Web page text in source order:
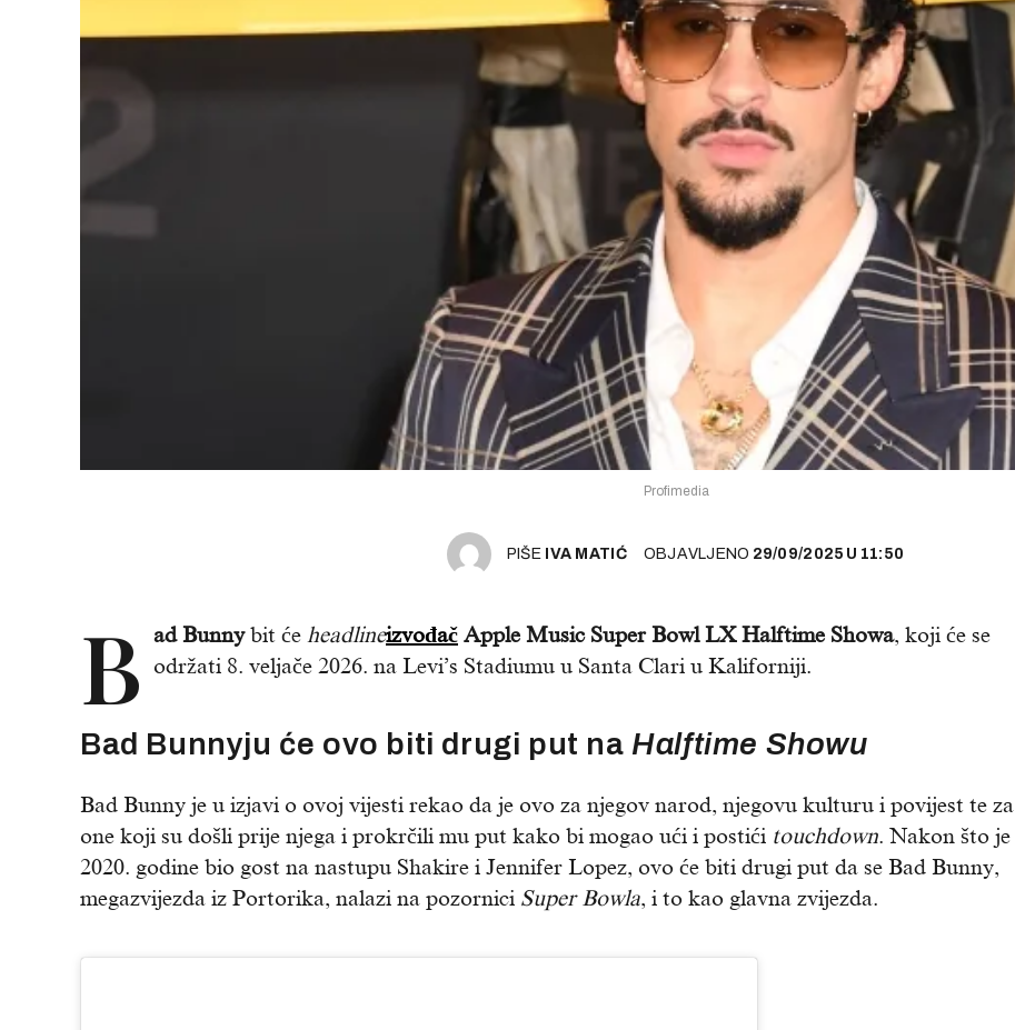
Profimedia
PIŠE IVA MATIĆ OBJAVLJENO 29/09/2025 U 11:50
B ad Bunnybit će headlineizvođač Apple Music Super Bowl LX Halftime Showa, koji će se
održati 8. veljače 2026. na Levi’s Stadiumu u Santa Clari u Kaliforniji.
Bad Bunnyju će ovo biti drugi put na Halftime Showu
Bad Bunny je u izjavi o ovoj vijesti rekao da je ovo za njegov narod, njegovu kulturu i povijest te za
one koji su došli prije njega i prokrčili mu put kako bi mogao ući i postići touchdown. Nakon što je
2020. godine bio gost na nastupu Shakire i Jennifer Lopez, ovo će biti drugi put da se Bad Bunny,
megazvijezda iz Portorika, nalazi na pozornici Super Bowla, i to kao glavna zvijezda.